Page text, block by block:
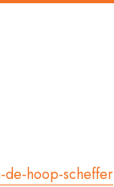
hoop-scheffer